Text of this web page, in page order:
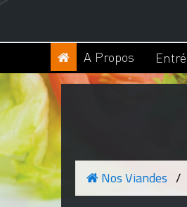
A Propos
Nos Viandes